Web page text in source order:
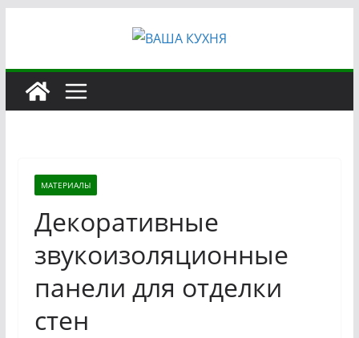
МАТЕРИАЛЫ
Декоративные
звукоизоляционные
панели для отделки
стен